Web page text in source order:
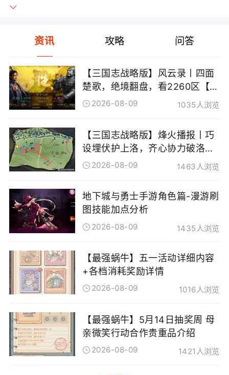
资讯 攻略 问答
【三国志战略版】风云录丨四面
楚歌，绝境翻盘，看2260区【血
战】如何涅槃，豪取霸业
2026-08-09 1035人浏览
【三国志战略版】烽火播报丨巧
设埋伏护上洛，齐心协力破洛
阳，看PK5007赛区如何上演“针
2026-08-09 1463人浏览
地下城与勇士手游角色篇-漫游刷
图技能加点分析
2026-08-09 1435人浏览
【最强蜗牛】五一活动详细内容
+各档消耗奖励详情
2026-08-09 1016人浏览
【最强蜗牛】5月14日抽奖周 母
亲微笑行动合作贵重品介绍
2026-08-09 1421人浏览